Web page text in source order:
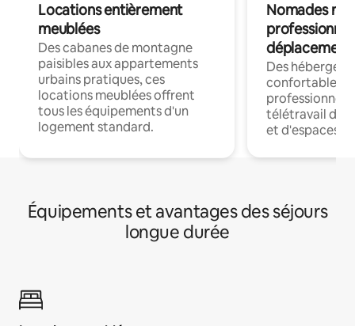
Locations entièrement
meublées
Des cabanes de montagne
paisibles aux appartements
urbains pratiques, ces
locations meublées offrent
tous les équipements d'un
logement standard.
Nomades
déplacement
Des
confortables
professionnels
télétravail
et d'espaces
Équipements et avantages des séjours
longue durée